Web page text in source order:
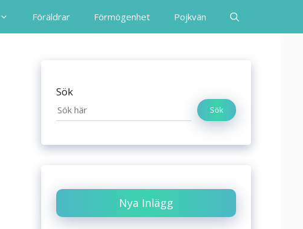
Föräldrar Förmögenhet Pojkvän
Sök
Sök
Nya Inlägg